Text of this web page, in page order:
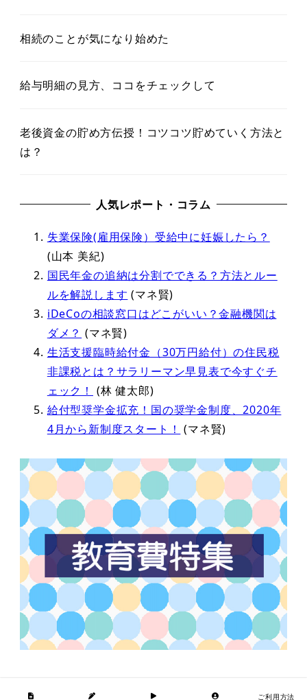
相続のことが気になり始めた
給与明細の見方、ココをチェックして
老後資金の貯め方伝授！コツコツ貯めていく方法と
は？
人気レポート・コラム
失業保険(雇用保険）受給中に妊娠したら？
(山本 美紀)
国民年金の追納は分割でできる？方法とルー
ルを解説します (マネ賢)
iDeCoの相談窓口はどこがいい？金融機関は
ダメ？ (マネ賢)
生活支援臨時給付金（30万円給付）の住民税
非課税とは？サラリーマン早見表で今すぐチ
ェック！ (林 健太郎)
給付型奨学金拡充！国の奨学金制度、2020年
4月から新制度スタート！ (マネ賢)
ご利用方法